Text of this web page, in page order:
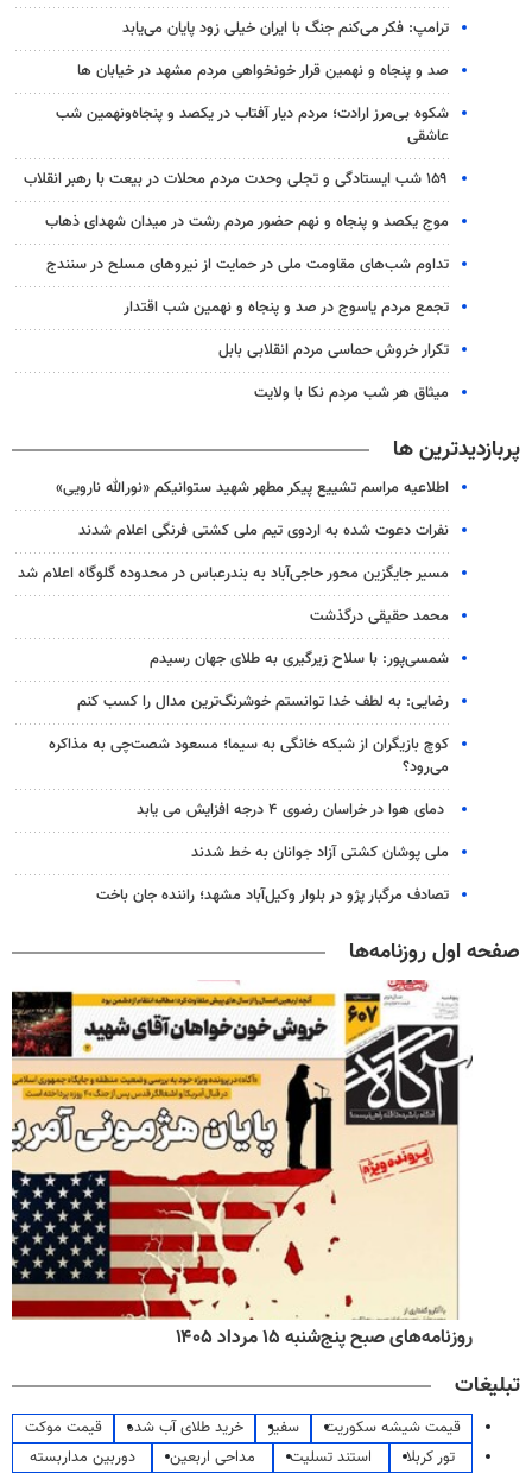
ترامپ: فکر می‌کنم جنگ با ایران خیلی زود پایان می‌یابد
صد و پنجاه و نهمین قرار خونخواهی مردم مشهد در خیابان ها
شکوه بی‌مرز ارادت؛ مردم دیار آفتاب در یکصد و پنجاه‌ونهمین شب
عاشقی
۱۵۹ شب ایستادگی و تجلی وحدت مردم محلات در بیعت با رهبر انقلاب
موج یکصد و پنجاه و نهم حضور مردم رشت در میدان شهدای ذهاب
تداوم شب‌های مقاومت ملی در حمایت از نیروهای مسلح در سنندج
تجمع مردم یاسوج در صد و پنجاه و نهمین شب اقتدار
تکرار خروش حماسی مردم انقلابی بابل
میثاق هر شب مردم نکا با ولایت
پربازدیدترین ها
اطلاعیه مراسم تشییع پیکر مطهر شهید ستوانیکم «نورالله نارویی»
نفرات دعوت شده به اردوی تیم ملی کشتی فرنگی اعلام شدند
مسیر جایگزین محور حاجی‌آباد به بندرعباس در محدوده گلوگاه اعلام شد
محمد حقیقی درگذشت
شمسی‌پور: با سلاح زیرگیری به طلای جهان رسیدم
رضایی: به لطف خدا توانستم خوشرنگ‌ترین مدال را کسب کنم
کوچ بازیگران از شبکه خانگی به سیما؛ مسعود شصت‌چی به مذاکره
می‌رود؟
دمای هوا در خراسان رضوی ۴ درجه افزایش می یابد
ملی پوشان کشتی آزاد جوانان به خط شدند
تصادف مرگبار پژو در بلوار وکیل‌آباد مشهد؛ راننده جان باخت
صفحه اول روزنامه‌ها
روزنامه‌های صبح پنج‌شنبه ۱۵ مرداد ۱۴۰۵
تبلیغات
قیمت شیشه سکوریت سفیر خرید طلای آب شده
قیمت موکت
تور کربلا
استند تسلیت مداحی اربعین
دوربین مداربسته